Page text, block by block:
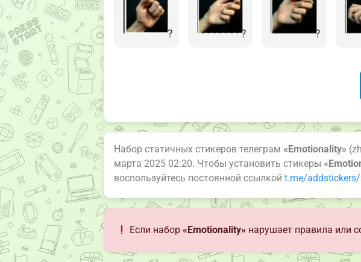
? ? ?
Набор статичных стикеров телеграм «Emotionality»
марта 2025 02:20. Чтобы установить стикеры
воспользуйтесь постоянной ссылкой t.me/
Если набор«Emotionality» нарушает правила или